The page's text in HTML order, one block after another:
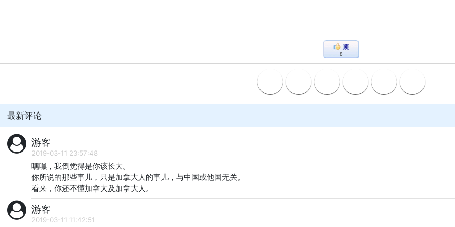
8
最新评论
游客
2019-03-11 23:57:48
嘿嘿，我倒觉得是你该长大。
你所说的那些事儿，只是加拿大人的事儿，与中国或他国无关。
看来，你还不懂加拿大及加拿大人。
游客
2019-03-11 11:42:51